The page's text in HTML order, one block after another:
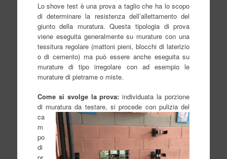
Lo shove test è una prova a taglio che ha lo scopo
di determinare la resistenza dell’allettamento del
giunto della muratura. Questa tipologia di prova
viene eseguita generalmente su murature con una
tessitura regolare (mattoni pieni, blocchi di laterizio
o di cemento) ma può essere anche eseguita su
murature di tipo irregolare con ad esempio le
murature di pietrame o miste.
Come si svolge la prova: individuata la porzione
di muratura da testare, si procede con pulizia del
ca
m
po
di